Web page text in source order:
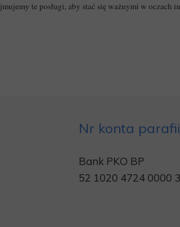
te posługi, aby stać się ważnymi w oczach
Nr konta parafii
Bank PKO BP
52 1020 4724 0000